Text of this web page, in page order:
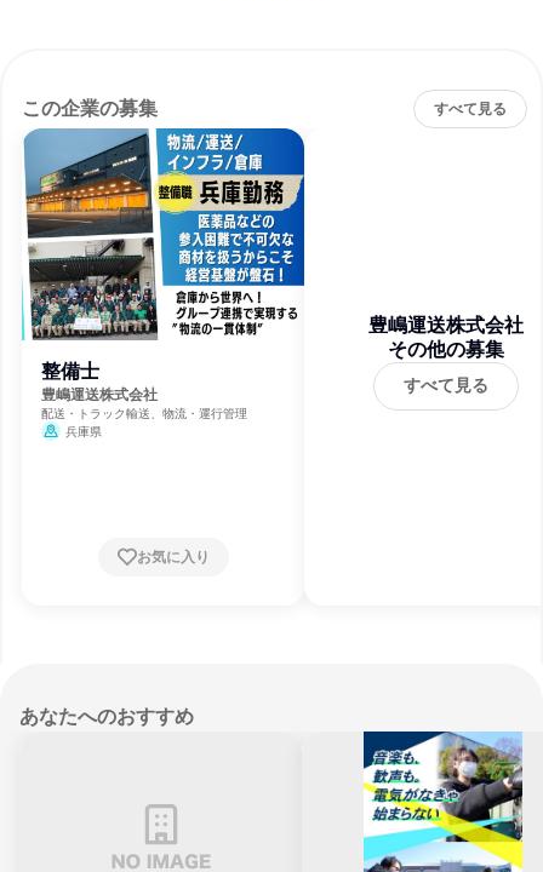
この企業の募集 すべて見る
整備士
豊嶋運送株式会社
配送・トラック輸送、物流・運行管理
兵庫県
お気に入り
豊嶋運送株式会社
その他の募集
すべて見る
あなたへのおすすめ